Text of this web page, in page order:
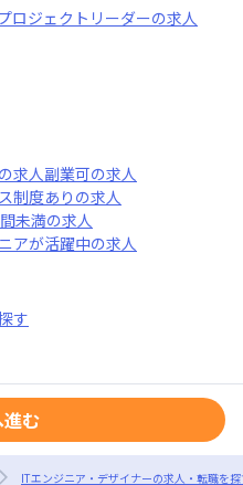
ロジェクトリーダーの求人
の求人副業可の求人
制度あり の求人
未満の求人
アが活躍中の求人
す
む
ITエンジニア・デザイナーの求人・転職を